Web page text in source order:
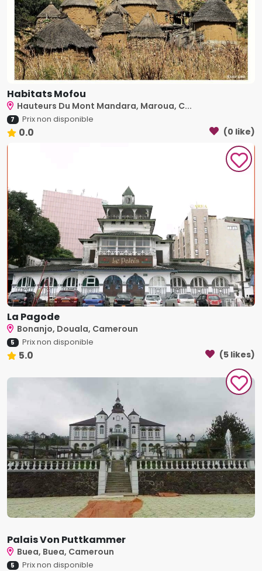
Habitats Mofou
Hauteurs Du Mont Mandara, Maroua, C...
7 Prix non disponible
0.0 (0 like)
La Pagode
Bonanjo, Douala, Cameroun
5 Prix non disponible
5.0 (5 likes)
Palais Von Puttkammer
Buea, Buea, Cameroun
5 Prix non disponible